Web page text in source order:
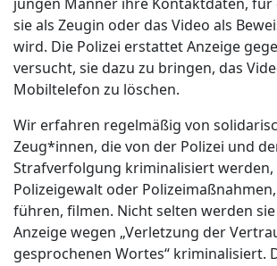
sie als Zeugin oder das Video als
wird. Die Polizei erstattet Anzeige
versucht, sie dazu zu bringen, das
Mobiltelefon zu löschen.
Wir erfahren regelmäßig von
Zeug*innen, die von der Polizei und
Strafverfolgung kriminalisiert werden,
Polizeigewalt oder
führen, filmen. Nicht selten werden
Anzeige wegen „Verletzung der
gesprochenen Wortes“ kriminalisiert.